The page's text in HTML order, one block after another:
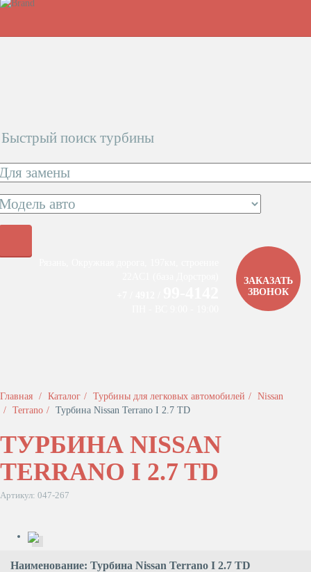
Быстрый поиск турбины
ЗАКАЗАТЬ
ЗВОНОК
Главная Каталог Турбины для легковых автомобилей
Nissan
Terrano
Турбина Nissan Terrano I 2.7 TD
ТУРБИНА NISSAN
TERRANO I 2.7 TD
Артикул: 047-267
Наименование: Турбина Nissan Terrano I 2.7 TD